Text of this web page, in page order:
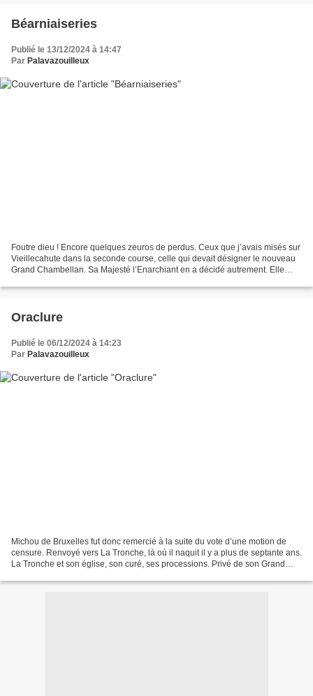
Béarniaiseries
Publié le 13/12/2024 à 14:47
Par Palavazouilleux
Foutre dieu ! Encore quelques zeuros de perdus. Ceux que j’avais misés sur
Vieillecahute dans la seconde course, celle qui devait désigner le nouveau
Grand Chambellan. Sa Majesté l’Enarchiant en a décidé autrement. Elle
Oraclure
Publié le 06/12/2024 à 14:23
Par Palavazouilleux
Michou de Bruxelles fut donc remercié à la suite du vote d’une motion de
censure. Renvoyé vers La Tronche, là où il naquit il y a plus de septante ans.
La Tronche et son église, son curé, ses processions. Privé de son Grand